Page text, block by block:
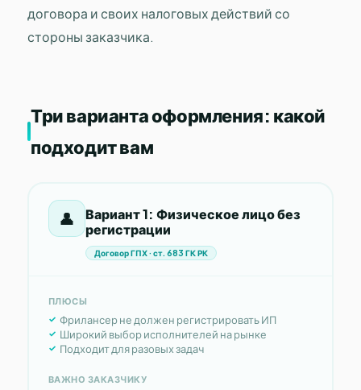
договора и своих налоговых действий со
стороны заказчика.
Три варианта оформления: какой
подходит вам
👤
Вариант 1: Физическое лицо без
регистрации
Договор ГПХ · ст. 683 ГК РК
ПЛЮСЫ
Фрилансер не должен регистрировать ИП
Широкий выбор исполнителей на рынке
Подходит для разовых задач
ВАЖНО ЗАКАЗЧИКУ